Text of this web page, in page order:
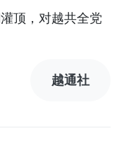
顶，对越共全党
越通社